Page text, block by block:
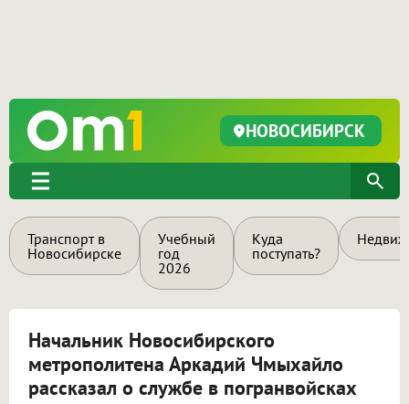
НОВОСИБИРСК
Транспорт в
Новосибирске
Учебный
год
2026
Куда
поступать?
Начальник Новосибирского
метрополитена Аркадий Чмыхайло
рассказал о службе в погранвойсках